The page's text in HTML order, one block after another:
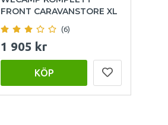
FRONT CARAVANSTORE XL
(6)
1 905 kr
KÖP